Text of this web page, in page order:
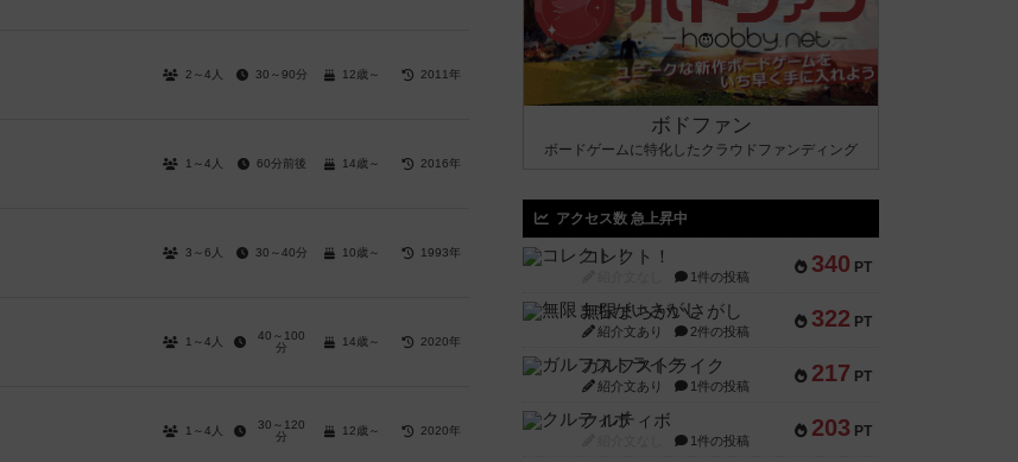
2～4人 30～90分 12歳～ 2011年
1～4人 60分前後 14歳～ 2016年
3～6人 30～40分 10歳～ 1993年
1～4人
40～100
分
14歳～ 2020年
1～4人
30～120
分
12歳～ 2020年
ボドファン
ボードゲームに特化したクラウドファンディング
アクセス数 急上昇中
340 PT
コレクト！
1件の投稿
322 PT
無限まちがいさがし
紹介文あり 2件の投稿
217 PT
ガルフストライク
紹介文あり 1件の投稿
203 PT
クルティボ
1件の投稿